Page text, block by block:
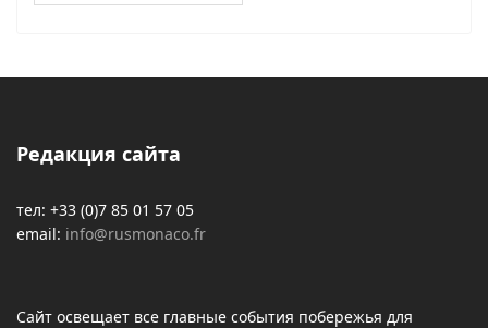
Редакция сайта
тел: +33 (0)7 85 01 57 05
email: info@rusmonaco.fr
Сайт освещает все главные события побережья для